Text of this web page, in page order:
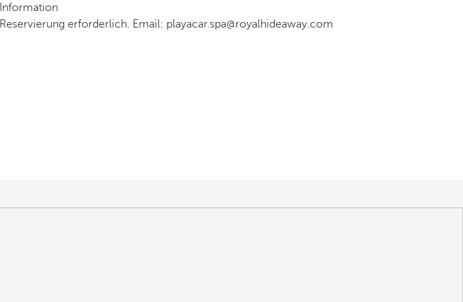
Information
Reservierung erforderlich. Email: playacar.spa@royalhideaway.com